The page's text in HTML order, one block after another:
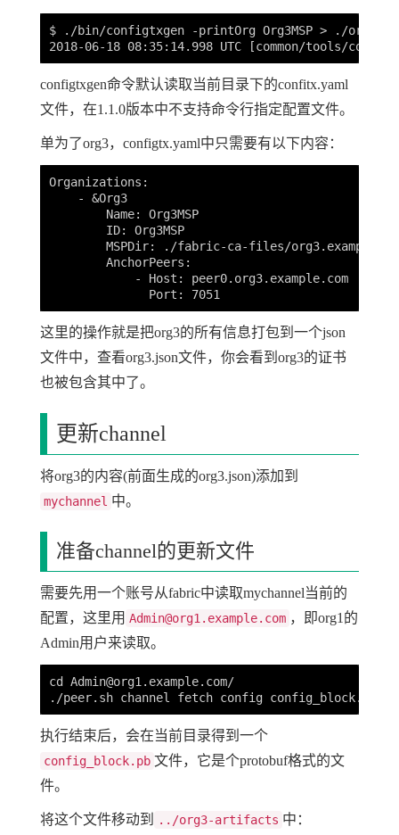
$ ./bin/configtxgen -printOrg Org3MSP > ./org3-
configtxgen命令默认读取当前目录下的confitx.yaml
文件，在1.1.0版本中不支持命令行指定配置文件。
单为了org3，configtx.yaml中只需要有以下内容：
Organizations:
    - &Org3
        Name: Org3MSP
        ID: Org3MSP
MSPDir: ./fabric-ca-files/
        AnchorPeers:
            - Host: peer0.org3.example.com
这里的操作就是把org3的所有信息打包到一个json
文件中，查看org3.json文件，你会看到org3的证书
也被包含其中了。
更新channel
将org3的内容(前面生成的org3.json)添加到
mychannel 中。
准备channel的更新文件
需要先用一个账号从fabric中读取mychannel当前的
配置，这里用 Admin@org1.example.com ，即org1的
Admin用户来读取。
cd Admin@org1.example.com/
执行结束后，会在当前目录得到一个
config_block.pb 文件，它是个protobuf格式的文
件。
将这个文件移动到 ../org3-artifacts 中：